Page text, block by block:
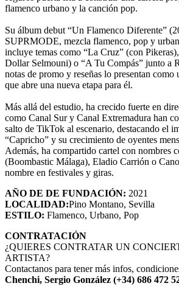
flamenco urbano y la canción pop.
Su álbum debut “Un Flamenco Diferente”
SUPRMODE, mezcla flamenco, pop y
incluye temas como “La Cruz” (con
Dollar Selmouni) o “A Tu Compás” junto a
notas de promo y reseñas lo presentan como
que abre una nueva etapa para él.
Más allá del estudio, ha crecido fuerte en
como Canal Sur y Canal Extremadura han
salto de TikTok al escenario, destacando el
“Capricho” y su crecimiento de oyentes
Además, ha compartido cartel con nombres
(Boombastic Málaga), Eladio Carrión o
nombre en festivales y giras.
AÑO DE DE FUNDACIÓN: 2021
LOCALIDAD:Pino Montano, Sevilla
ESTILO: Flamenco, Urbano, Pop
CONTRATACIÓN
¿QUIERES CONTRATAR UN
ARTISTA?
Contactanos para tener más infos,
Chenchi, Sergio González (+34) 686 472